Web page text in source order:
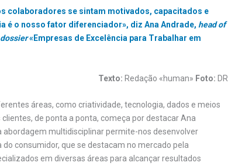
colaboradores se sintam motivados, capacitados e
é o nosso fator diferenciador», diz Ana Andrade, head of
dossier«Empresas de Excelência para Trabalhar em
Texto: Redação «human» Foto: DR
áreas, como criatividade, tecnologia, dados e meios
de ponta a ponta, começa por destacar Ana
abordagem multidisciplinar permite-nos desenvolver
do consumidor, que se destacam no mercado pela
em diversas áreas para alcançar resultados